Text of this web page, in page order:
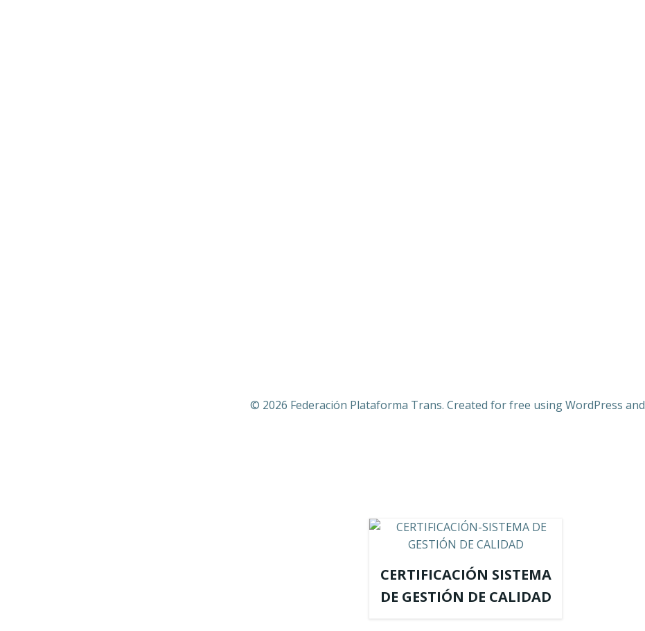
© 2026 Federación Plataforma Trans. Created for free using WordPress and
CERTIFICACIÓN SISTEMA
DE GESTIÓN DE CALIDAD